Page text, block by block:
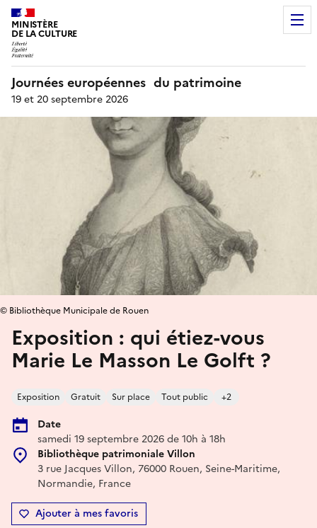
MINISTÈRE
DE LA CULTURE
Journées européennes du patrimoine
19 et 20 septembre 2026
Exposition : qui étiez-vous
Marie Le Masson Le Golft ?
Exposition Gratuit Sur place Tout public +2
Date
samedi 19 septembre 2026 de 10h à 18h
Bibliothèque patrimoniale Villon
3 rue Jacques Villon, 76000 Rouen, Seine-Maritime,
Normandie, France
Ajouter à mes favoris
© Bibliothèque Municipale de Rouen